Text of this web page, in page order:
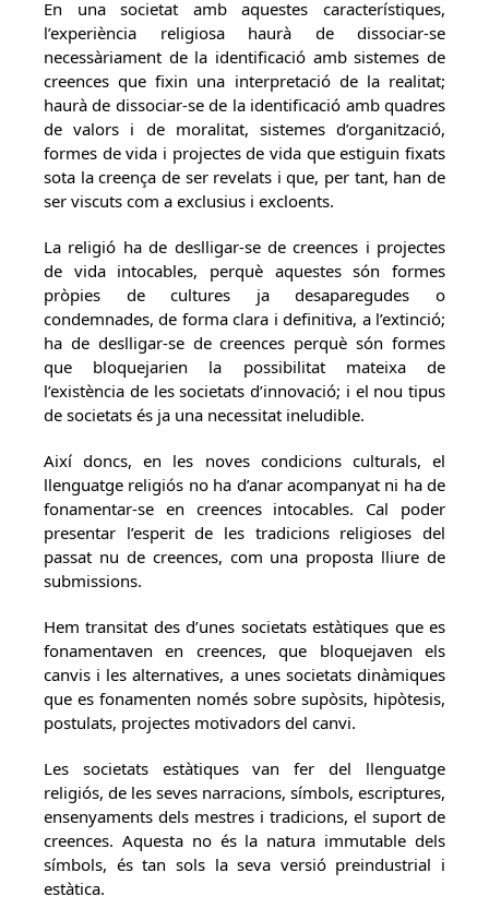
En una societat amb aquestes característiques,
l’experiència religiosa haurà de dissociar-se
necessàriament de la identificació amb sistemes de
creences que fixin una interpretació de la realitat;
haurà de dissociar-se de la identificació amb quadres
de valors i de moralitat, sistemes d’organització,
formes de vida i projectes de vida que estiguin fixats
sota la creença de ser revelats i que, per tant, han de
ser viscuts com a exclusius i excloents.
La religió ha de deslligar-se de creences i projectes
de vida intocables, perquè aquestes són formes
pròpies de cultures ja desaparegudes o
condemnades, de forma clara i definitiva, a l’extinció;
ha de deslligar-se de creences perquè són formes
que bloquejarien la possibilitat mateixa de
l’existència de les societats d’innovació; i el nou tipus
de societats és ja una necessitat ineludible.
Així doncs, en les noves condicions culturals, el
llenguatge religiós no ha d’anar acompanyat ni ha de
fonamentar-se en creences intocables. Cal poder
presentar l’esperit de les tradicions religioses del
passat nu de creences, com una proposta lliure de
submissions.
Hem transitat des d’unes societats estàtiques que es
fonamentaven en creences, que bloquejaven els
canvis i les alternatives, a unes societats dinàmiques
que es fonamenten només sobre supòsits, hipòtesis,
postulats, projectes motivadors del canvi.
Les societats estàtiques van fer del llenguatge
religiós, de les seves narracions, símbols, escriptures,
ensenyaments dels mestres i tradicions, el suport de
creences. Aquesta no és la natura immutable dels
símbols, és tan sols la seva versió preindustrial i
estàtica.